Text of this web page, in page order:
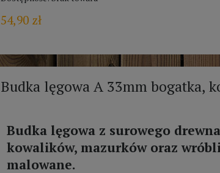
54,90 zł
Budka lęgowa A 33mm bogatka,
Budka lęgowa z surowego
kowalików, mazurków oraz
malowane.